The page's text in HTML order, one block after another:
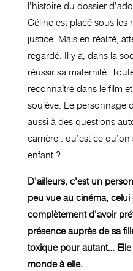
l’histoire du dossier
Céline est placé sous les
justice. Mais en réalité,
regardé. Il y a, dans la
réussir sa maternité.
reconnaître dans le film
soulève. Le personnage
aussi à des questions
carrière : qu’est-ce
enfant ?
D’ailleurs, c’est un
peu vue au cinéma,
complètement d’avoir
présence auprès de sa
toxique pour autant…
monde à elle.